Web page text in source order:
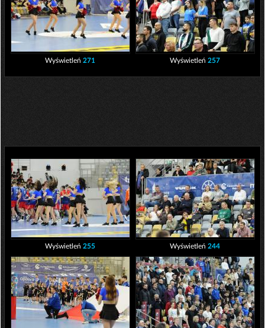
Wyświetleń 271 Wyświetleń 257
Wyświetleń 255 Wyświetleń 244